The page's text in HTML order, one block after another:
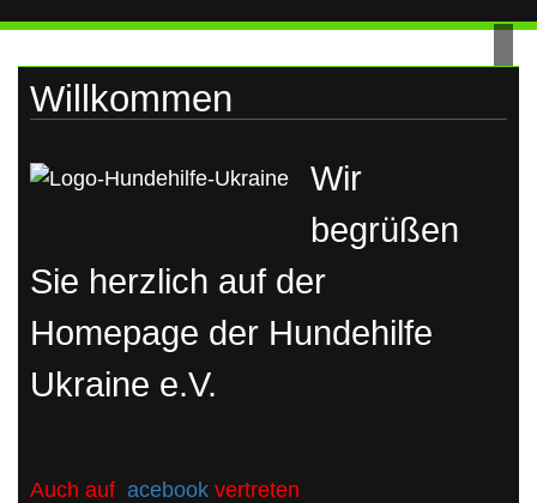
content
Willkommen
Wir
begrüßen
Sie herzlich auf der
Homepage der Hundehilfe
Ukraine e.V.
Auch auf acebook vertreten